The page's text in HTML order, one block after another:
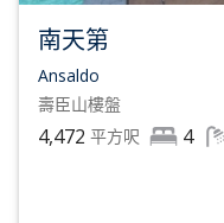
南天第
Ansaldo
壽臣山樓盤
4,472 平方呎 4